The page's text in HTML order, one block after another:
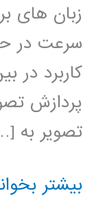
زبان های
سرعت در
کاربرد در
پردازش
تصویر به
پردازش
بیشتر